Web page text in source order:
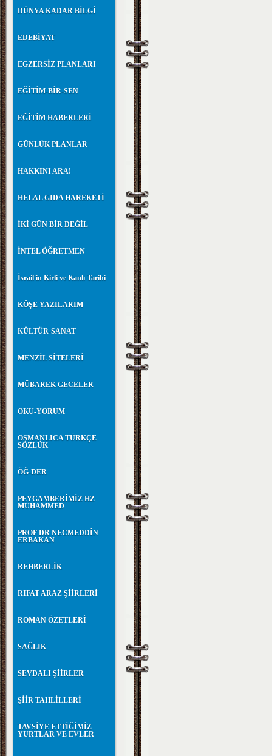
DÜNYA KADAR BİLGİ
EDEBİYAT
EGZERSİZ PLANLARI
EĞİTİM-BİR-SEN
EĞİTİM HABERLERİ
GÜNLÜK PLANLAR
HAKKINI ARA!
HELAL GIDA HAREKETİ
İKİ GÜN BİR DEĞİL
İNTEL ÖĞRETMEN
İsrail'in Kirli ve Kanlı Tarihi
KÖŞE YAZILARIM
KÜLTÜR-SANAT
MENZİL SİTELERİ
MÜBAREK GECELER
OKU-YORUM
OSMANLICA TÜRKÇE
SÖZLÜK
ÖĞ-DER
PEYGAMBERİMİZ HZ
MUHAMMED
PROF DR NECMEDDİN
ERBAKAN
REHBERLİK
RIFAT ARAZ ŞİİRLERİ
ROMAN ÖZETLERİ
SAĞLIK
SEVDALI ŞİİRLER
ŞİİR TAHLİLLERİ
TAVSİYE ETTİĞİMİZ
YURTLAR VE EVLER